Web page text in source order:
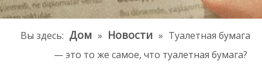
Вы здесь: Дом » Новости » Туалетная бумага
— это то же самое, что туалетная бумага?